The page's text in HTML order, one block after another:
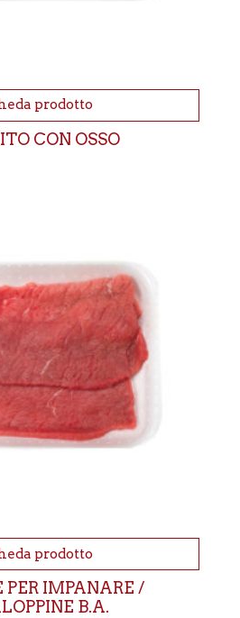
prodotto
CON OSSO
prodotto
PER IMPANARE /
B.A.